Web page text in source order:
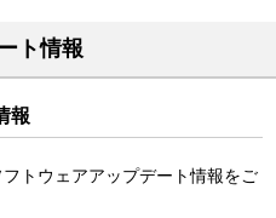
ト情報
報
トウェアアップデート情報をご